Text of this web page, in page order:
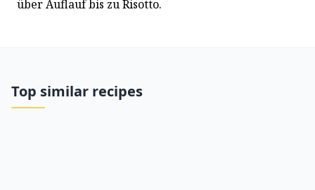
über Auflauf bis zu Risotto.
Top similar recipes